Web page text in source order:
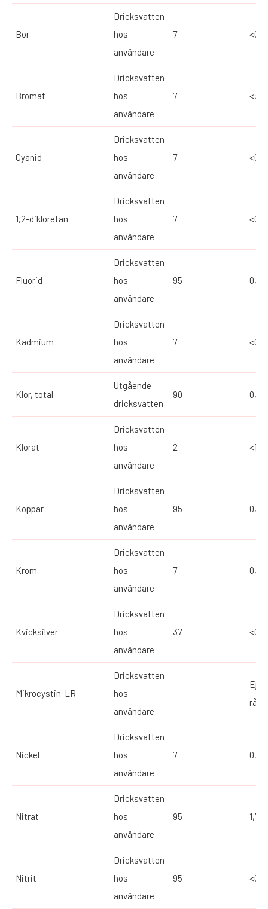
Bor
Dricksvatten
hos
användare
7 <0,3
Bromat
Dricksvatten
hos
användare
7 <3
Cyanid
Dricksvatten
hos
användare
7 <0,01
1,2-dikloretan
Dricksvatten
hos
användare
7
Fluorid
Dricksvatten
hos
användare
95 0,07
Kadmium
Dricksvatten
hos
användare
7 <0,1
Klor, total
Utgående
dricksvatten
90 0,03
Klorat
Dricksvatten
hos
användare
2 <1*
Koppar
Dricksvatten
hos
användare
95 0,05
Krom
Dricksvatten
hos
användare
7 0,17
Kvicksilver
Dricksvatten
hos
användare
37 <0,1
Mikrocystin-LR
Dricksvatten
hos
användare
–
Ej
Nickel
Dricksvatten
hos
användare
7 0,67
Nitrat
Dricksvatten
hos
användare
95 1,7
Nitrit
Dricksvatten
hos
användare
95